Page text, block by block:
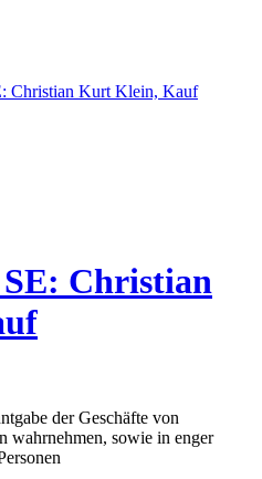
Christian Kurt Klein, Kauf
Christian
der Geschäfte von
wahrnehmen, sowie in enger